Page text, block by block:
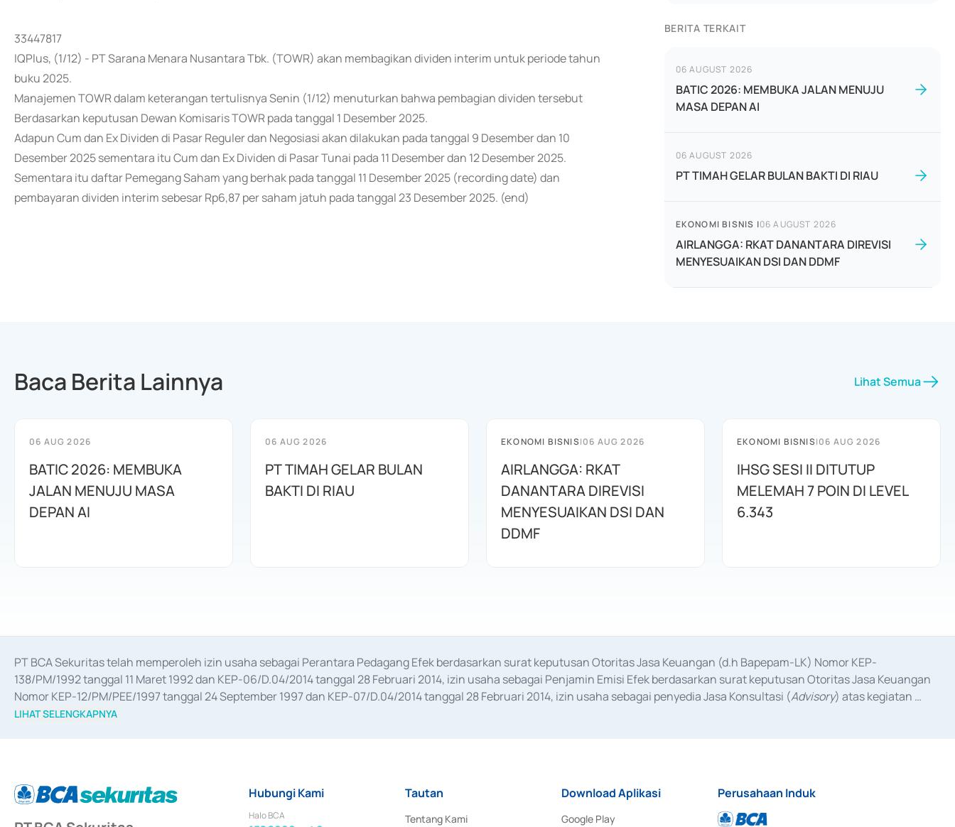
33447817
IQPlus, (1/12) - PT Sarana Menara Nusantara Tbk. (TOWR) akan membagikan dividen interim untuk periode tahun
buku 2025.
Manajemen TOWR dalam keterangan tertulisnya Senin (1/12) menuturkan bahwa pembagian dividen tersebut
Berdasarkan keputusan Dewan Komisaris TOWR pada tanggal 1 Desember 2025.
Adapun Cum dan Ex Dividen di Pasar Reguler dan Negosiasi akan dilakukan pada tanggal 9 Desember dan 10
Desember 2025 sementara itu Cum dan Ex Dividen di Pasar Tunai pada 11 Desember dan 12 Desember 2025.
Sementara itu daftar Pemegang Saham yang berhak pada tanggal 11 Desember 2025 (recording date) dan
pembayaran dividen interim sebesar Rp6,87 per saham jatuh pada tanggal 23 Desember 2025. (end)
BERITA TERKAIT
06 AUGUST 2026
BATIC 2026: MEMBUKA JALAN MENUJU
MASA DEPAN AI
06 AUGUST 2026
PT TIMAH GELAR BULAN BAKTI DI RIAU
EKONOMI BISNIS |06 AUGUST 2026
AIRLANGGA: RKAT DANANTARA DIREVISI
MENYESUAIKAN DSI DAN DDMF
Baca Berita Lainnya Lihat Semua
06 AUG 2026
BATIC 2026: MEMBUKA
JALAN MENUJU MASA
DEPAN AI
06 AUG 2026
PT TIMAH GELAR BULAN
BAKTI DI RIAU
EKONOMI BISNIS|06 AUG 2026
AIRLANGGA: RKAT
DANANTARA DIREVISI
MENYESUAIKAN DSI DAN
DDMF
EKONOMI BISNIS|06 AUG 2026
IHSG SESI II DITUTUP
MELEMAH 7 POIN DI LEVEL
6.343
PT BCA Sekuritas telah memperoleh izin usaha sebagai Perantara Pedagang Efek berdasarkan surat keputusan Otoritas Jasa Keuangan (d.h Bapepam-LK) Nomor KEP-
138/PM/1992 tanggal 11 Maret 1992 dan KEP-06/D.04/2014 tanggal 28 Februari 2014, izin usaha sebagai Penjamin Emisi Efek berdasarkan surat keputusan Otoritas Jasa Keuangan
Nomor KEP-12/PM/PEE/1997 tanggal 24 September 1997 dan KEP-07/D.04/2014 tanggal 28 Februari 2014, izin usaha sebagai penyedia Jasa Konsultasi (Advisory) atas kegiatan
merger, akuisisi, divestasi, dan
LIHAT SELENGKAPNYA
Hubungi Kami
Halo BCA
Tautan
Tentang Kami
Download Aplikasi
Google Play
Perusahaan Induk